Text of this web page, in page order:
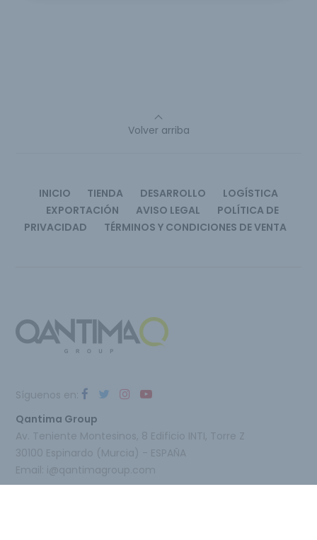
Volver arriba
INICIO TIENDA DESARROLLO
LOGÍSTICA
EXPORTACIÓN
AVISO LEGAL
POLÍTICA DE
PRIVACIDAD
TÉRMINOS Y CONDICIONES DE VENTA
Qantima Group